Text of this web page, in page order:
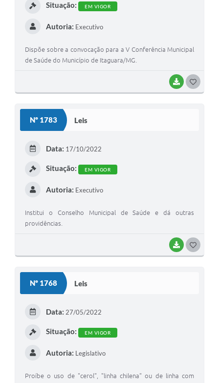
BAIXAR
Situação: EM VIGOR
Autoria: Executivo
Dispõe sobre a convocação para a V Conferência Municipal
de Saúde do Município de Itaguara/MG.
Nº 1783 Leis
BAIXAR
Data: 17/10/2022
Situação: EM VIGOR
Autoria: Executivo
Institui o Conselho Municipal de Saúde e dá outras
providências.
Nº 1768 Leis
Data: 27/05/2022
Situação: EM VIGOR
Autoria: Legislativo
Proíbe o uso de "cerol", "linha chilena" ou de linha com